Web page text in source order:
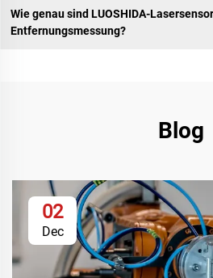
Wie genau sind LUOSHIDA-
Entfernungsmessung?
Blog
02
Dec